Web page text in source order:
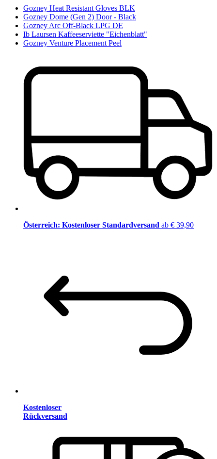
Gozney Heat Resistant Gloves BLK
Gozney Dome (Gen 2) Door - Black
Gozney Arc Off-Black LPG DE
Ib Laursen Kaffeeserviette "Eichenblatt"
Gozney Venture Placement Peel
Österreich: Kostenloser Standardversand ab € 39,90
Kostenloser
Rückversand